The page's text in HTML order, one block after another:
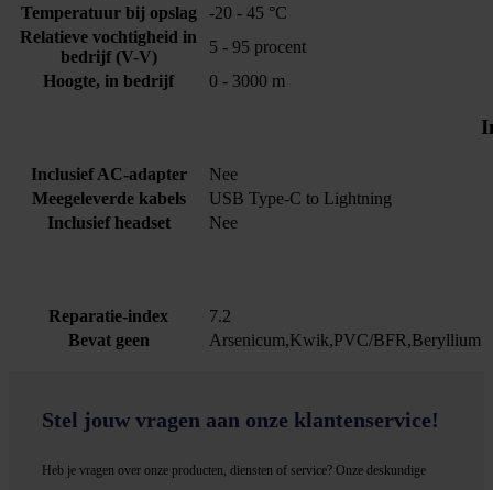
Temperatuur bij opslag
-20 - 45 °C
Relatieve vochtigheid in
bedrijf (V-V)
5 - 95 procent
Hoogte, in bedrijf
0 - 3000 m
Inclusief AC-adapter
Nee
Meegeleverde kabels
USB Type-C to Lightning
Inclusief headset
Nee
Reparatie-index
7.2
Bevat geen
Arsenicum,Kwik,PVC/BFR,Beryllium
Stel jouw vragen aan onze klantenservice!
Heb je vragen over onze producten, diensten of service? Onze deskundige